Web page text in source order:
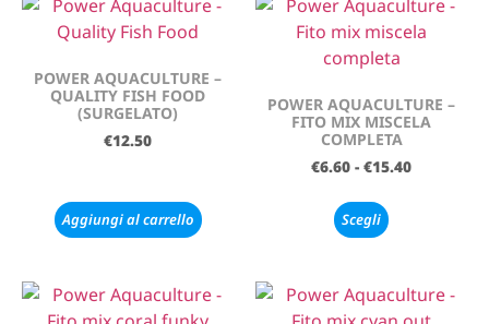
POWER AQUACULTURE –
QUALITY FISH FOOD
(SURGELATO)
€12.50
Aggiungi al carrello
POWER AQUACULTURE –
FITO MIX MISCELA
COMPLETA
€6.60 - €15.40
Scegli